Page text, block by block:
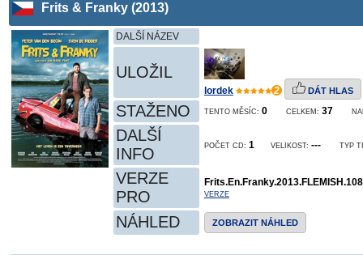
Frits & Franky (2013)
DALŠÍ NÁZEV
ULOŽIL
lordek 2 DÁT HLAS
STAŽENO TENTO MĚSÍC: 0 CELKEM: 37
DALŠÍ
INFO
POČET CD: 1 VELIKOST: --- TYP
VERZE
PRO
VERZE
NÁHLED ZOBRAZIT NÁHLED